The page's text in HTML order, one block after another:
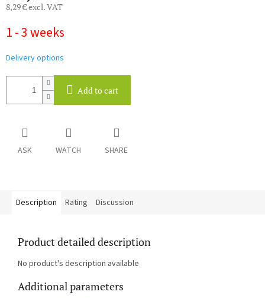
8,29 € excl. VAT
price:
1 - 3 weeks
Delivery options
Add to cart
ASK WATCH SHARE
Description Rating Discussion
Product detailed description
No product's description available
Additional parameters